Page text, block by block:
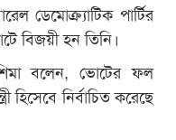
ডেমোক্র্যাটিক পার্টির
বিজয়ী হন তিনি।
বলেন, ভোটের ফল
হিসেবে নির্বাচিত করেছে